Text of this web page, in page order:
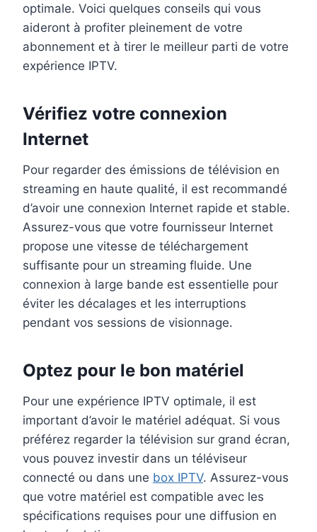
optimale. Voici quelques conseils qui vous
aideront à profiter pleinement de votre
abonnement et à tirer le meilleur parti de votre
expérience IPTV.
Vérifiez votre connexion
Internet
Pour regarder des émissions de télévision en
streaming en haute qualité, il est recommandé
d’avoir une connexion Internet rapide et stable.
Assurez-vous que votre fournisseur Internet
propose une vitesse de téléchargement
suffisante pour un streaming fluide. Une
connexion à large bande est essentielle pour
éviter les décalages et les interruptions
pendant vos sessions de visionnage.
Optez pour le bon matériel
Pour une expérience IPTV optimale, il est
important d’avoir le matériel adéquat. Si vous
préférez regarder la télévision sur grand écran,
vous pouvez investir dans un téléviseur
connecté ou dans une box IPTV. Assurez-vous
que votre matériel est compatible avec les
spécifications requises pour une diffusion en